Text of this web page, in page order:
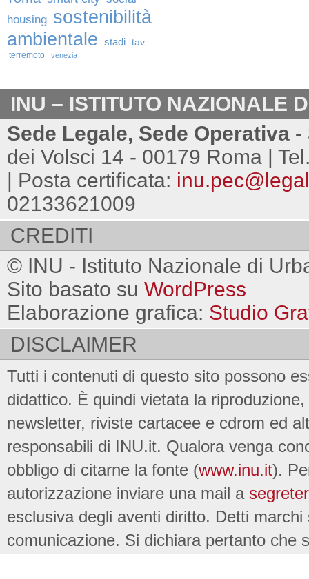
housing sostenibilità
ambientale stadi tav
terremoto venezia
INU – ISTITUTO NAZIONALE
Sede Legale, Sede Operativa
dei Volsci 14 - 00179 Roma |
| Posta certificata:
02133621009
CREDITI
© INU - Istituto Nazionale di
Sito basato su WordPress
Elaborazione grafica: Studio
DISCLAIMER
Tutti i contenuti di questo sito possono
didattico. È quindi vietata la
newsletter, riviste cartacee e cdrom ed
responsabili di INU.it. Qualora venga
obbligo di citarne la fonte (www.inu.it).
autorizzazione inviare una mail a
esclusiva degli aventi diritto. Detti
comunicazione. Si dichiara pertanto che